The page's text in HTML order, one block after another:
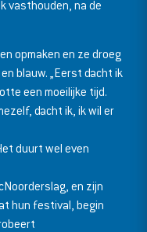
vasthouden, na de
opmaken en ze droeg
blauw. „Eerst dacht ik
een moeilijke tijd.
dacht ik, ik wil er
duurt wel even
en zijn
hun festival, begin